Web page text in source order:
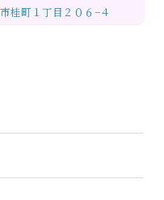
桂町１丁目２０６−４